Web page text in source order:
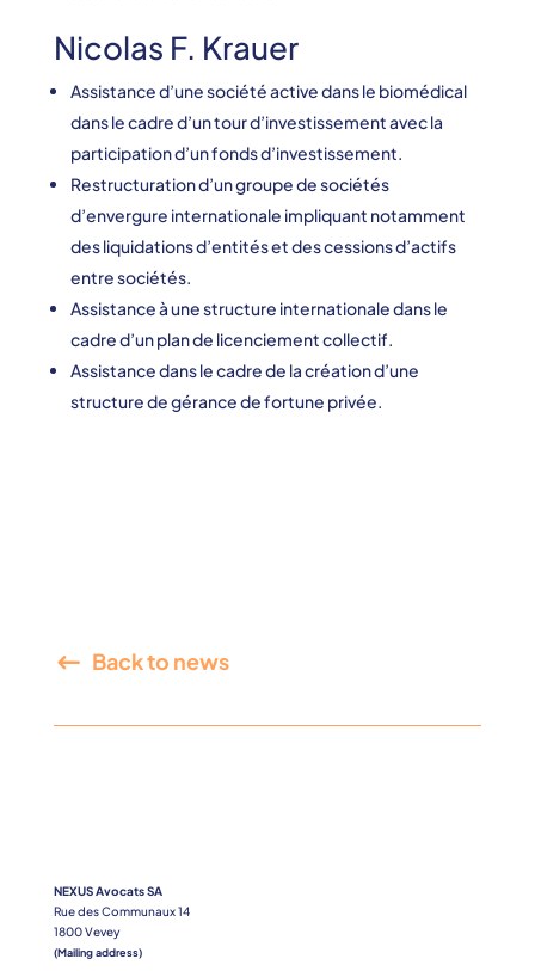
Nicolas F. Krauer
Assistance d’une société active dans le biomédical
dans le cadre d’un tour d’investissement avec la
participation d’un fonds d’investissement.
Restructuration d’un groupe de sociétés
d’envergure internationale impliquant notamment
des liquidations d’entités et des cessions d’actifs
entre sociétés.
Assistance à une structure internationale dans le
cadre d’un plan de licenciement collectif.
Assistance dans le cadre de la création d’une
structure de gérance de fortune privée.
Back to news
NEXUS Avocats SA
Rue des Communaux 14
1800 Vevey
(Mailing address)